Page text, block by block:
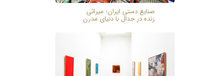
صنایع دستی ایران؛ میراثی
زنده در جدال با دنیای مدرن